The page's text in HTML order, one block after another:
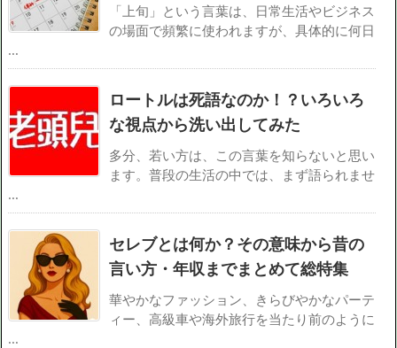
「上旬」という言葉は、日常生活やビジネス
の場面で頻繁に使われますが、具体的に何日
...
ロートルは死語なのか！？いろいろ
な視点から洗い出してみた
多分、若い方は、この言葉を知らないと思い
ます。普段の生活の中では、まず語られませ
...
セレブとは何か？その意味から昔の
言い方・年収までまとめて総特集
華やかなファッション、きらびやかなパーテ
ィー、高級車や海外旅行を当たり前のように
...